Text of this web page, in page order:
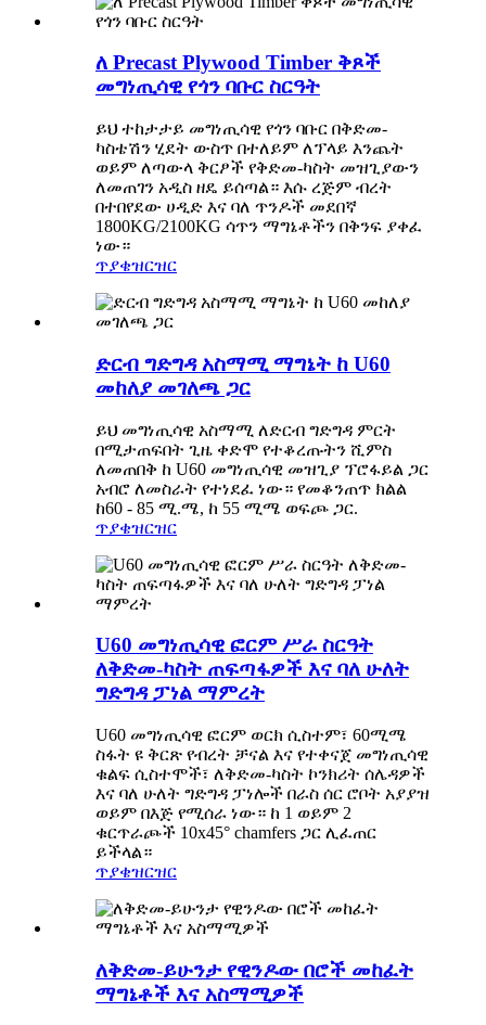
ለ Precast Plywood Timber ቅጾች
መግነጢሳዊ የጎን ባቡር ስርዓት
ይህ ተከታታይ መግነጢሳዊ የጎን ባቡር በቅድመ-
ካስቴሽን ሂደት ውስጥ በተለይም ለፕላይ እንጨት
ወይም ለጣውላ ቅርፆች የቅድመ-ካስት መዝጊያውን
ለመጠገን አዲስ ዘዴ ይሰጣል። እሱ ረጅም ብረት
በተበየደው ሀዲድ እና ባለ ጥንዶች መደበኛ
1800KG/2100KG ሳጥን ማግኔቶችን በቅንፍ ያቀፈ
ነው።
ጥያቄዝርዝር
ድርብ ግድግዳ አስማሚ ማግኔት ከ U60
መከለያ መገለጫ ጋር
ይህ መግነጢሳዊ አስማሚ ለድርብ ግድግዳ ምርት
በሚታጠፍበት ጊዜ ቀድሞ የተቆረጡትን ሺምስ
ለመጠበቅ ከ U60 መግነጢሳዊ መዝጊያ ፕሮፋይል ጋር
አብሮ ለመስራት የተነደፈ ነው። የመቆንጠጥ ክልል
ከ60 - 85 ሚ.ሜ, ከ 55 ሚሜ ወፍጮ ጋር.
ጥያቄዝርዝር
U60 መግነጢሳዊ ፎርም ሥራ ስርዓት
ለቅድመ-ካስት ጠፍጣፋዎች እና ባለ ሁለት
ግድግዳ ፓነል ማምረት
U60 መግነጢሳዊ ፎርም ወርክ ሲስተም፣ 60ሚሜ
ስፋት ዩ ቅርጽ የብረት ቻናል እና የተቀናጀ መግነጢሳዊ
ቁልፍ ሲስተሞች፣ ለቅድመ-ካስት ኮንክሪት ሰሌዳዎች
እና ባለ ሁለት ግድግዳ ፓነሎች በራስ ሰር ሮቦት አያያዝ
ወይም በእጅ የሚሰራ ነው። ከ 1 ወይም 2
ቁርጥራጮች 10x45° chamfers ጋር ሊፈጠር
ይችላል።
ጥያቄዝርዝር
ለቅድመ-ይሁንታ የዊንዶው በሮች መከፈት
ማግኔቶች እና አስማሚዎች